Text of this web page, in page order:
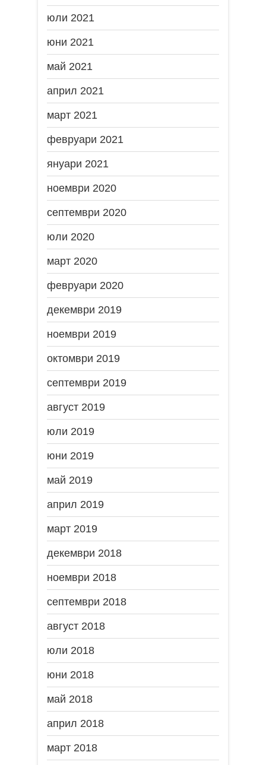
юли 2021
юни 2021
май 2021
април 2021
март 2021
февруари 2021
януари 2021
ноември 2020
септември 2020
юли 2020
март 2020
февруари 2020
декември 2019
ноември 2019
октомври 2019
септември 2019
август 2019
юли 2019
юни 2019
май 2019
април 2019
март 2019
декември 2018
ноември 2018
септември 2018
август 2018
юли 2018
юни 2018
май 2018
април 2018
март 2018